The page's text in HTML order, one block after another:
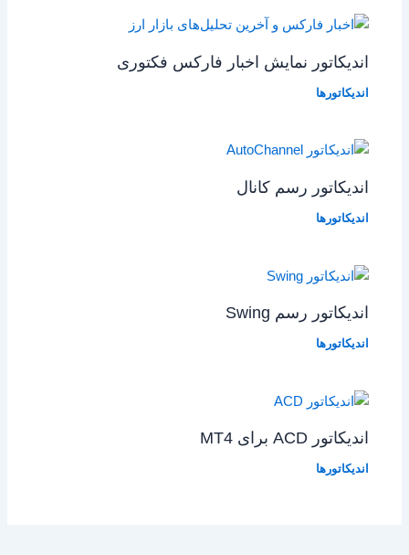
اندیکاتور نمایش اخبار فارکس فکتوری
اندیکاتورها
اندیکاتور رسم کانال
اندیکاتورها
اندیکاتور رسم Swing
اندیکاتورها
اندیکاتور ACD برای MT4
اندیکاتورها